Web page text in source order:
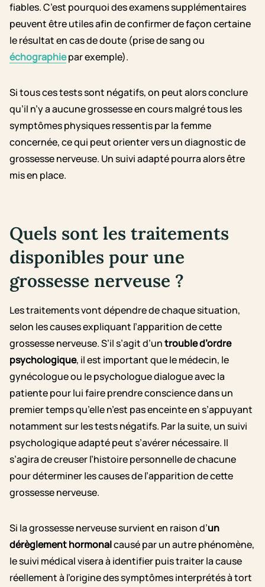
fiables. C’est pourquoi des examens supplémentaires
peuvent être utiles afin de confirmer de façon certaine
le résultat en cas de doute (prise de sang ou
échographiepar exemple).
Si tous ces tests sont négatifs, on peut alors conclure
qu’il n’y a aucune grossesse en cours malgré tous les
symptômes physiques ressentis par la femme
concernée, ce qui peut orienter vers un diagnostic de
grossesse nerveuse. Un suivi adapté pourra alors être
mis en place.
Quels sont les traitements
disponibles pour une
grossesse nerveuse ?
Les traitements vont dépendre de chaque situation,
selon les causes expliquant l’apparition de cette
grossesse nerveuse. S’il s’agit d’untrouble d’ordre
psychologique, il est important que le médecin, le
gynécologue ou le psychologue dialogue avec la
patiente pour lui faire prendre conscience dans un
premier temps qu’elle n’est pas enceinte en s’appuyant
notamment sur les tests négatifs. Par la suite, un suivi
psychologique adapté peut s’avérer nécessaire. Il
s’agira de creuser l’histoire personnelle de chacune
pour déterminer les causes de l’apparition de cette
grossesse nerveuse.
Si la grossesse nerveuse survient en raison d’un
dérèglement hormonalcausé par un autre phénomène,
le suivi médical visera à identifier puis traiter la cause
réellement à l’origine des symptômes interprétés à tort